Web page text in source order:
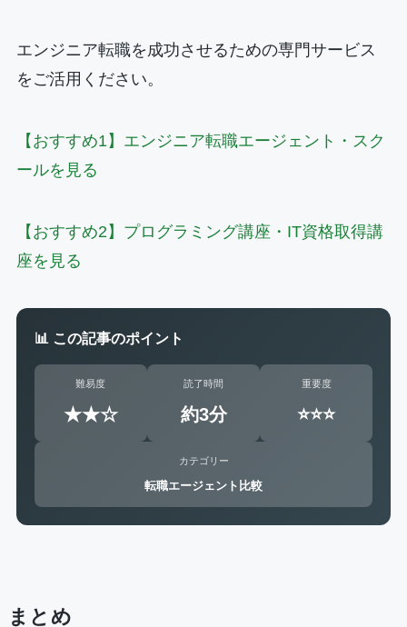
エンジニア転職を成功させるための専門サービス
をご活用ください。
【おすすめ1】エンジニア転職エージェント・スク
ールを見る
【おすすめ2】プログラミング講座・IT資格取得講
座を見る
📊 この記事のポイント
難易度
★★☆
読了時間
約3分
重要度
⭐⭐⭐
カテゴリー
転職エージェント比較
まとめ